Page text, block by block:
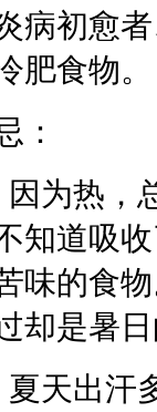
病初愈
肥食物。
：
为热，
知道吸
味的食
却是暑
天出汗